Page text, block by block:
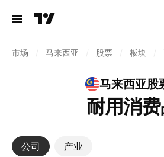
市场 马来西亚 股票 板块
马来西亚股
耐用消
公司 产业